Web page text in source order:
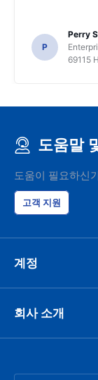
P
Perry
69115
도움말
도움이 필요하신
고객 지원
계정
회사 소개